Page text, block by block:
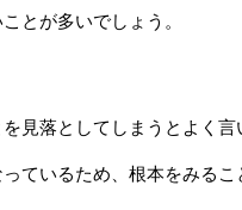
とが多いでしょう。
見落としてしまうとよく言
ているため、根本をみるこ